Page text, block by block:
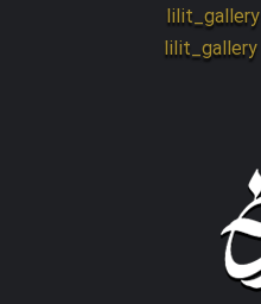
lilit_gallery
lilit_gallery